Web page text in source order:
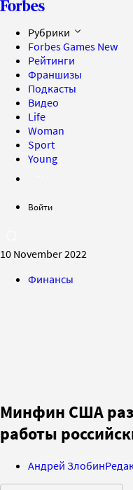
Рубрики
Forbes Games New
Рейтинги
Франшизы
Подкасты
Видео
Life
Woman
Sport
Young
Войти
10 November 2022
Финансы
Минфин США
работы
Андрей Злобин